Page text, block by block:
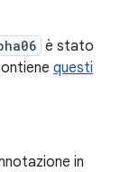
è stato
questi
in